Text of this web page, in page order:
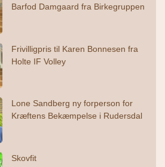
Barfod Damgaard fra Birkegruppen
Frivilligpris til Karen Bonnesen fra
Holte IF Volley
Lone Sandberg ny forperson for
Kræftens Bekæmpelse i Rudersdal
Skovfit